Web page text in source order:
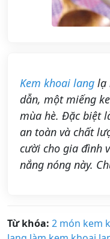
Kem khoai lang lạ
dẫn, một miếng
mùa hè. Đặc biệt
an toàn và chất
cười cho gia đình
nắng nóng này.
Từ khóa: 2 món kem